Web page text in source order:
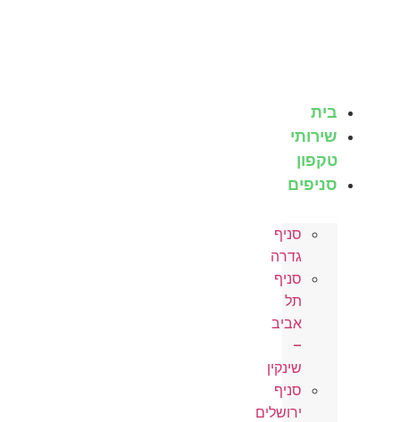
בית
שירותי
טקפון
סניפים
סניף
גדרה
סניף
תל
אביב
–
שינקין
סניף
ירושלים